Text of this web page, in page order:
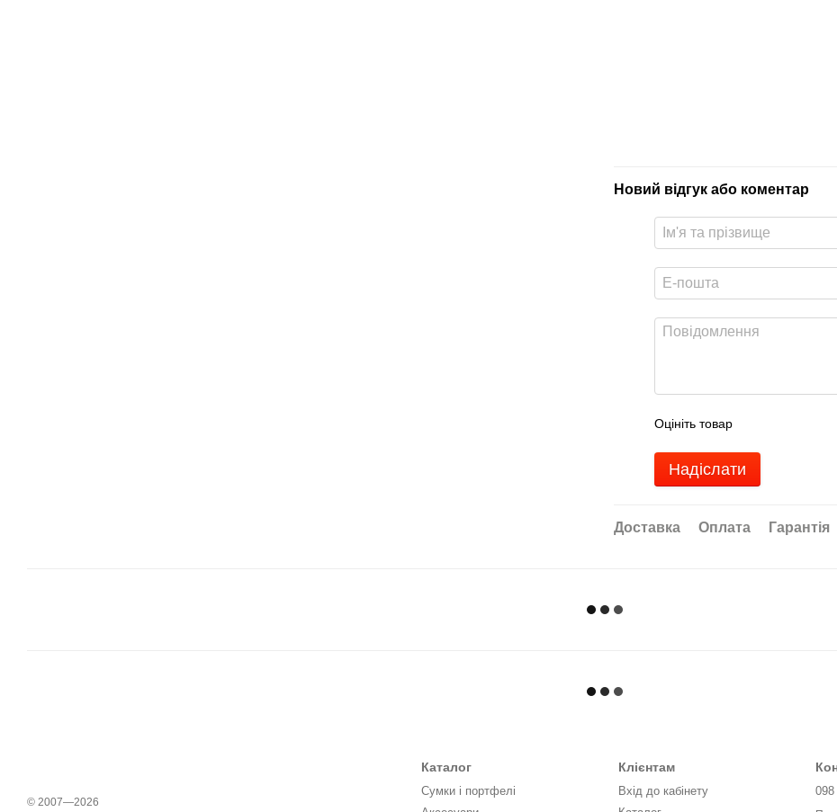
Новий відгук або коментар
Оцініть товар
Надіслати
Доставка Оплата Гарантія
© 2007—2026
Каталог
Сумки і портфелі
Клієнтам
Вхід до кабінету
098